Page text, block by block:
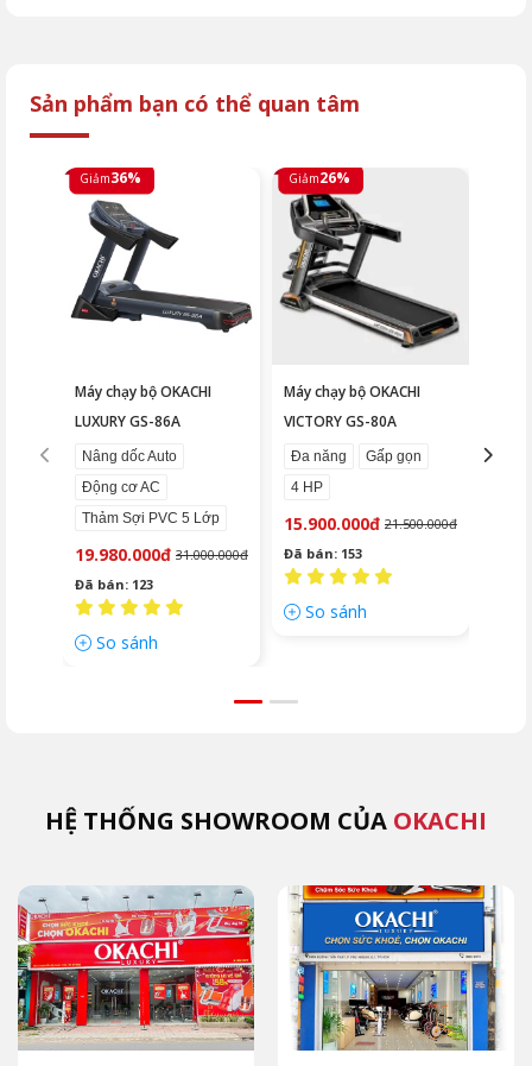
Sản phẩm bạn có thể quan tâm
Giảm36%
Máy chạy bộ OKACHI
LUXURY GS-86A
Nâng dốc Auto
Động cơ AC
Thảm Sợi PVC 5 Lớp
19.980.000đ 31.000.000đ
Đã bán: 123
So sánh
Giảm26%
Máy chạy bộ OKACHI
VICTORY GS-80A
Đa năng
Gấp gọn
4 HP
15.900.000đ 21.500.000đ
Đã bán: 153
So sánh
HỆ THỐNG SHOWROOM CỦA OKACHI